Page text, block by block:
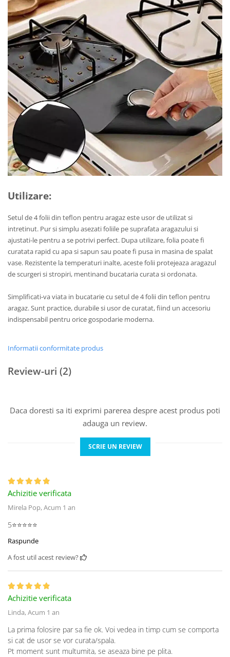
Utilizare:
Setul de 4 folii din teflon pentru aragaz este usor de utilizat si
intretinut. Pur si simplu asezati foliile pe suprafata aragazului si
ajustati-le pentru a se potrivi perfect. Dupa utilizare, folia poate fi
curatata rapid cu apa si sapun sau poate fi pusa in masina de spalat
vase. Rezistente la temperaturi inalte, aceste folii protejeaza aragazul
de scurgeri si stropiri, mentinand bucataria curata si ordonata.
Simplificati-va viata in bucatarie cu setul de 4 folii din teflon pentru
aragaz. Sunt practice, durabile si usor de curatat, fiind un accesoriu
indispensabil pentru orice gospodarie moderna.
Informatii conformitate produs
Review-uri (2)
Daca doresti sa iti exprimi parerea despre acest produs poti
adauga un review.
SCRIE UN REVIEW
Achizitie verificata
Mirela Pop,Acum 1 an
5⭐⭐⭐⭐⭐
Raspunde
A fost util acest review?
Achizitie verificata
Linda,Acum 1 an
La prima folosire par sa fie ok. Voi vedea in timp cum se comporta
si cat de usor se vor curata/spala.
Pt moment sunt multumita, se aseaza bine pe plita.